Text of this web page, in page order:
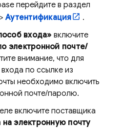
перейдите в раздел
Аутентификация
.
входа» включите
электронной почте/
внимание, что для
по ссылке из
необходимо включить
почте/паролю.
включите поставщика
на электронную почту